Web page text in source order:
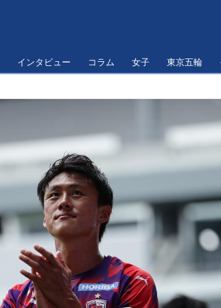
インタビュー コラム 女子 東京五輪